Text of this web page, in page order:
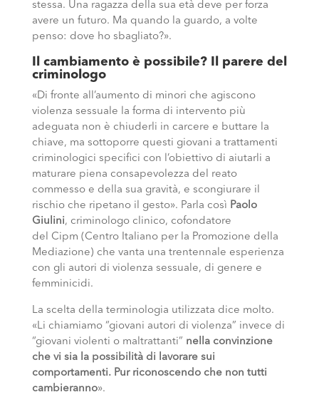
stessa. Una ragazza della sua età deve per forza
avere un futuro. Ma quando la guardo, a volte
penso: dove ho sbagliato?».
Il cambiamento è possibile? Il parere del
criminologo
«Di fronte all’aumento di minori che agiscono
violenza sessuale la forma di intervento più
adeguata non è chiuderli in carcere e buttare la
chiave, ma sottoporre questi giovani a trattamenti
criminologici specifici con l’obiettivo di aiutarli a
maturare piena consapevolezza del reato
commesso e della sua gravità, e scongiurare il
rischio che ripetano il gesto». Parla così Paolo
Giulini, criminologo clinico, cofondatore
del Cipm (Centro Italiano per la Promozione della
Mediazione) che vanta una trentennale esperienza
con gli autori di violenza sessuale, di genere e
femminicidi.
La scelta della terminologia utilizzata dice molto.
«Li chiamiamo “giovani autori di violenza” invece di
“giovani violenti o maltrattanti” nella convinzione
che vi sia la possibilità di lavorare sui
comportamenti. Pur riconoscendo che non tutti
cambieranno».